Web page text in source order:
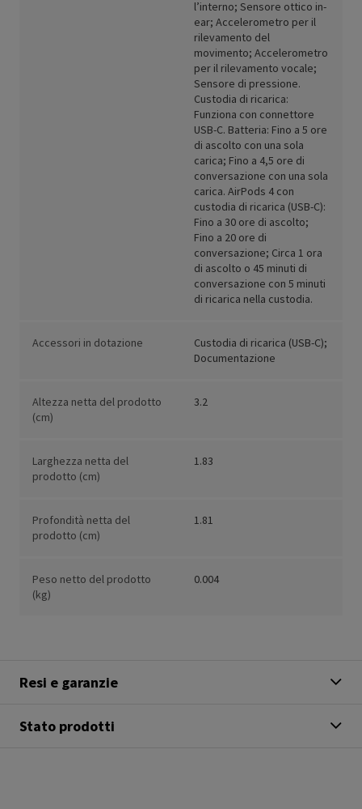
l’interno; Sensore ottico in-
ear; Accelerometro per il
rilevamento del
movimento; Accelerometro
per il rilevamento vocale;
Sensore di pressione.
Custodia di ricarica:
Funziona con connettore
USB-C. Batteria: Fino a 5 ore
di ascolto con una sola
carica; Fino a 4,5 ore di
conversazione con una sola
carica. AirPods 4 con
custodia di ricarica (USB-C):
Fino a 30 ore di ascolto;
Fino a 20 ore di
conversazione; Circa 1 ora
di ascolto o 45 minuti di
conversazione con 5 minuti
di ricarica nella custodia.
Accessori in dotazione
Custodia di ricarica (USB-C);
Documentazione
Altezza netta del prodotto
(cm)
3.2
Larghezza netta del
prodotto (cm)
1.83
Profondità netta del
prodotto (cm)
1.81
Peso netto del prodotto
(kg)
0.004
Resi e garanzie
Stato prodotti